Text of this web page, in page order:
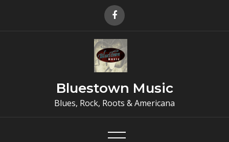
Bluestown Music
Blues, Rock, Roots & Americana